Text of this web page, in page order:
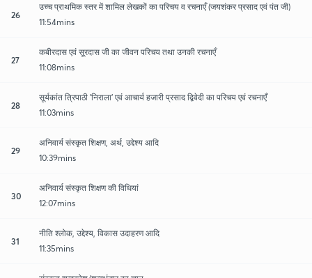
26
उच्च प्राथमिक स्तर में शामिल लेखकों का परिचय व रचनाएँ (जयशंकर प्रसाद एवं पंत जी)
11:54mins
27
कबीरदास एवं सूरदास जी का जीवन परिचय तथा उनकी रचनाएँ
11:08mins
28
सूर्यकांत त्रिपाठी 'निराला' एवं आचार्य हजारी प्रसाद द्विवेदी का परिचय एवं रचनाएँ
11:03mins
29
अनिवार्य संस्कृत शिक्षण, अर्थ, उद्देश्य आदि
10:39mins
30
अनिवार्य संस्कृत शिक्षण की विधियां
12:07mins
31
नीति श्लोक, उद्देश्य, विकास उदाहरण आदि
11:35mins